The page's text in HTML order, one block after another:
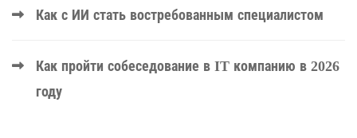
Как с ИИ стать востребованным специалистом
Как пройти собеседование в IT компанию в 2026
году